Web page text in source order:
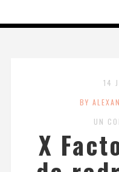
14
BY
UN
X